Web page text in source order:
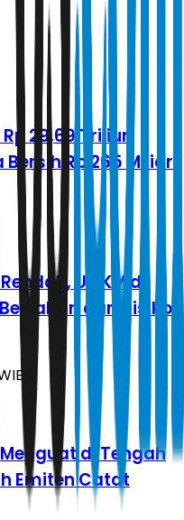
29,69 Triliun
Rp 265 Miliar
UMKM di
dari Risiko
di Tengah
Emiten Catat